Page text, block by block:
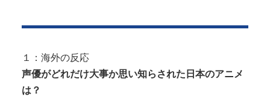
行為。想像の10倍エグくてフ...
ジャンポケ斎藤と代理人のやりとり、「地獄すぎて
完全にコントになってる……」と衝撃...
１：海外の反応
声優がどれだけ大事か思い知らされた日本のアニメ
は？